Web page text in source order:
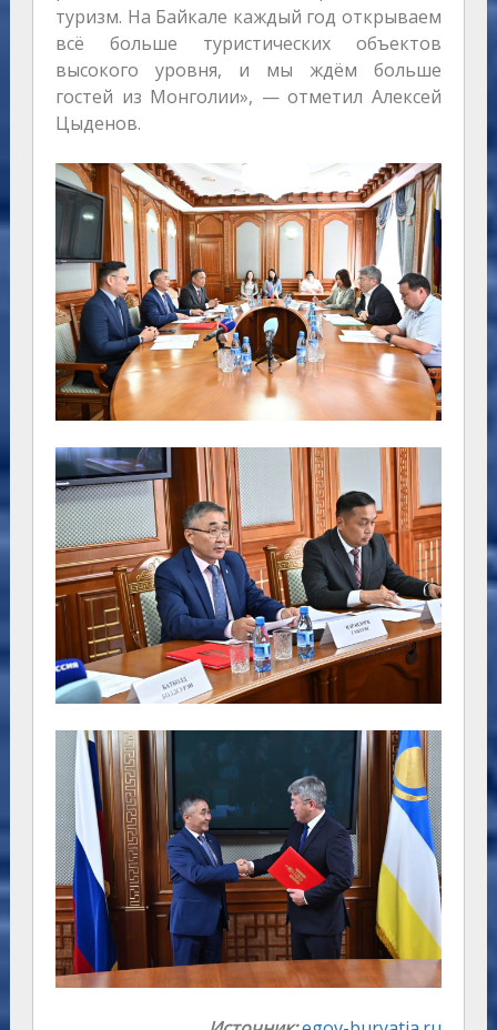
туризм. На Байкале каждый год открываем
всё больше туристических объектов
высокого уровня, и мы ждём больше
гостей из Монголии», — отметил Алексей
Цыденов.